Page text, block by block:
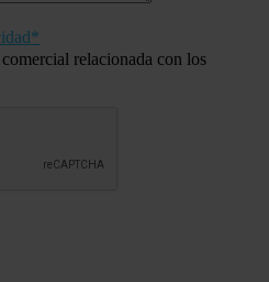
relacionada con los